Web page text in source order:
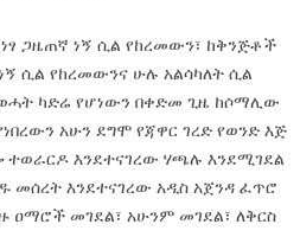
ጋዜጠኛ ነኝ ሲል የከረመውን፣ ከቅንጅቶች
ሲል የከረመውንና ሁሉ አልሳካለት ሲል
ካድሬ የሆነውን በቀድመ ጊዜ ከሶማሊው
አሁን ደግሞ የጃዋር ገረድ የወንድ እጅ
ተወራርዶ እንደተናገረው ሃጫሉ እንደሚገደል
መሰረት እንደተናገረው አዲስ አጀንዳ ፈጥሮ
ዐማሮች መገደል፣ አሁንም መገደል፣ ለቅርስ